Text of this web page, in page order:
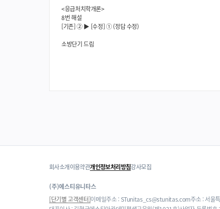
<응급처치학개론>
8번 해설
[기존] ② ▶ [수정] ① (정답 수정)
소방단기 드림
회사소개이용약관개인정보처리방침강사모집
(주)에스티유니타스
[단기별 고객센터]이메일주소 : STunitas_cs@stunitas.com주소 : 서울